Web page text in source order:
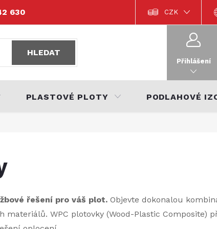
630
údajů Dokumentace k výrobkům
CZK
HLEDAT
Přihlášení
PLASTOVÉ PLOTY PODLAHOVÉ
řešení pro váš plot. Objevte dokonalou
WPC plotovky (Wood-Plastic Composite)